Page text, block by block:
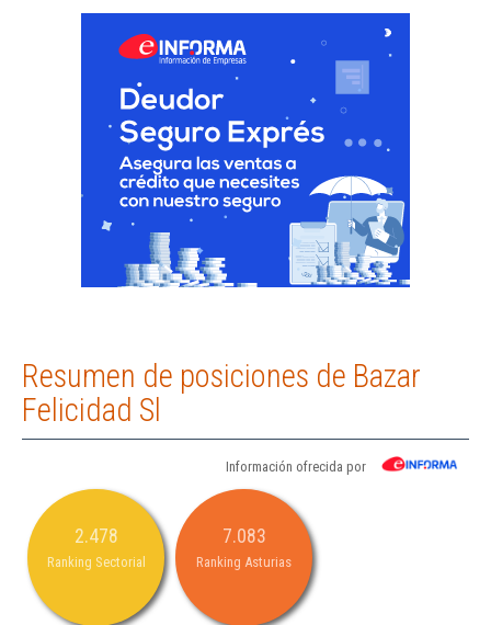
Resumen de posiciones de Bazar
Felicidad Sl
Información ofrecida por
2.478
Ranking Sectorial
7.083
Ranking Asturias